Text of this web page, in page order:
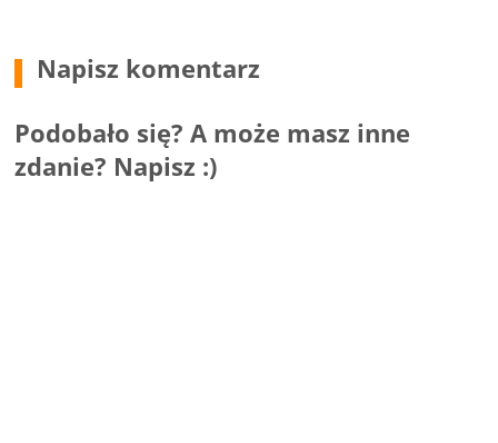
Napisz komentarz
Podobało się? A może masz inne
zdanie? Napisz :)